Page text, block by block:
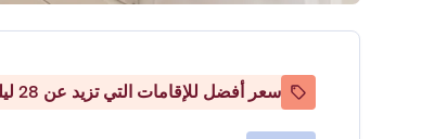
سعر أفضل للإقامات التي تزيد عن 28 ليلة